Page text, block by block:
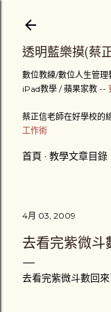
透明藍樂摸(蔡
數位教練/數位人生管
iPad教學 / 蘋果家教 --
蔡正信老師在好學校的
工作術
首頁 教學文章目錄
4月 03, 2009
去看完紫微斗
去看完紫微斗數回